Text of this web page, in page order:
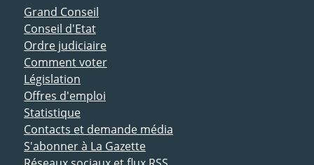
ACCÈS DIRECT
Grand Conseil
Conseil d'Etat
Ordre judiciaire
Comment voter
Législation
Offres d'emploi
Statistique
Contacts et demande média
S'abonner à La Gazette